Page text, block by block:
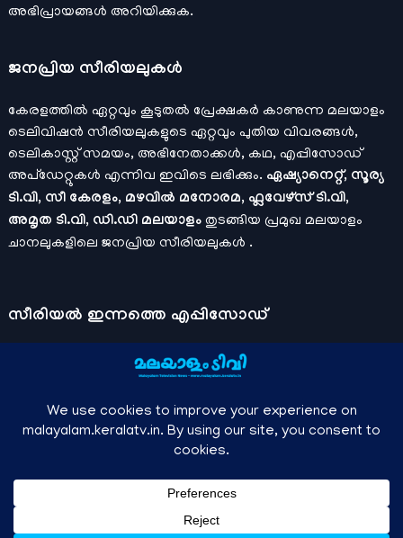
അഭിപ്രായങ്ങള്‍ അറിയിക്കുക.
ജനപ്രിയ സീരിയലുകള്‍
കേരളത്തിൽ ഏറ്റവും കൂടുതൽ പ്രേക്ഷകർ കാണുന്ന മലയാളം
ടെലിവിഷൻ സീരിയലുകളുടെ ഏറ്റവും പുതിയ വിവരങ്ങൾ,
ടെലികാസ്റ്റ് സമയം, അഭിനേതാക്കൾ, കഥ, എപ്പിസോഡ്
അപ്ഡേറ്റുകൾ എന്നിവ ഇവിടെ ലഭിക്കും. ഏഷ്യാനെറ്റ്, സൂര്യ
ടി.വി, സീ കേരളം, മഴവിൽ മനോരമ, ഫ്ലവേഴ്സ് ടി.വി,
അമൃത ടി.വി, ഡി.ഡി മലയാളം തുടങ്ങിയ പ്രമുഖ മലയാളം
ചാനലുകളിലെ ജനപ്രിയ സീരിയലുകൾ .
സീരിയല്‍ ഇന്നത്തെ എപ്പിസോഡ്
ചാനലുകളുടെ ഔദ്യോഗിക മൊബൈല്‍ ആപ്പുകള്‍ , ഒഫിഷ്യല്‍
യൂട്യൂബ് ചാനല്‍ ഇവ ഉപയോഗപ്പെടുത്തി കഴിഞ്ഞുപോയ
മനോരമ മാക്സ് , സണ്‍ നെക്സ്റ്റ്, സോണി ലിവ് , നെറ്റ് ഫ്ലിക്സ്
തുടങ്ങിയ ഒടിടി ആപ്പുകള്‍ വഴിയുള്ള സിനിമ ഓണ്‍ലൈന്‍
മലയാളം ടിവി - എല്ലാ മലയാളം സീരിയലുകള്‍ , ഓടിടി റിലീസുകള്‍ ,